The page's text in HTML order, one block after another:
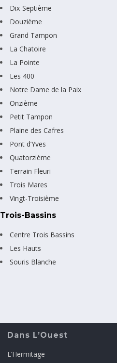
Dix-Septième
Douzième
Grand Tampon
La Chatoire
La Pointe
Les 400
Notre Dame de la Paix
Onzième
Petit Tampon
Plaine des Cafres
Pont d’Yves
Quatorzième
Terrain Fleuri
Trois Mares
Vingt-Troisième
Trois-Bassins
Centre Trois Bassins
Les Hauts
Souris Blanche
Dans L’Ouest
L’Hermitage